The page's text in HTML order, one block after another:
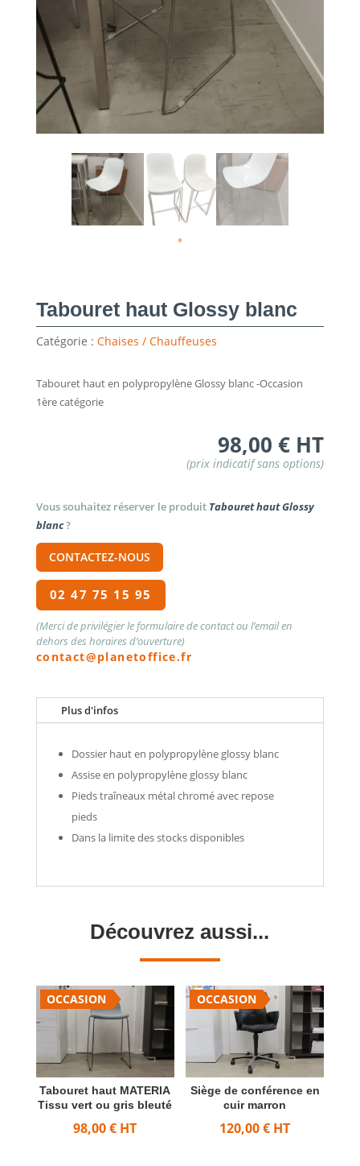
Tabouret haut Glossy blanc
Catégorie : Chaises / Chauffeuses
Tabouret haut en polypropylène Glossy blanc -Occasion
1ère catégorie
98,00€ HT
Vous souhaitez réserver le produit Tabouret haut Glossy
blanc?
CONTACTEZ-NOUS
02 47 75 15 95
(Merci de privilégier le formulaire de contact ou l’email en
dehors des horaires d’ouverture)
contact@planetoffice.fr
Plus d'infos
Dossier haut en polypropylène glossy blanc
Assise en polypropylène glossy blanc
Pieds traîneaux métal chromé avec repose
pieds
Dans la limite des stocks disponibles
Découvrez aussi...
OCCASION
Tabouret haut MATERIA
Tissu vert ou gris bleuté
98,00€ HT
OCCASION
Siège de conférence en
cuir marron
120,00€ HT